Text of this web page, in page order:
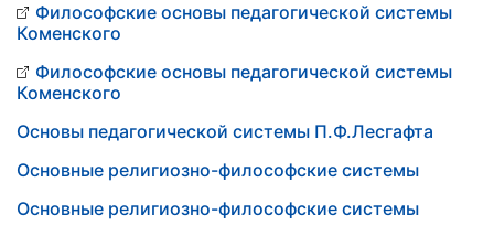
Философские основы педагогической системы
Коменского
Философские основы педагогической системы
Коменского
Основы педагогической системы П.Ф.Лесгафта
Основные религиозно-философские системы
Основные религиозно-философские системы